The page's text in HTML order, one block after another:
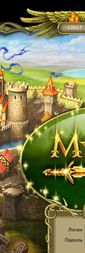
13627
Логин
Пароль